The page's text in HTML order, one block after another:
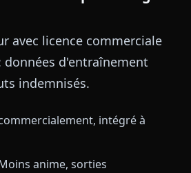
avec licence commerciale
d'entraînement
indemnisés.
intégré à
anime, sorties